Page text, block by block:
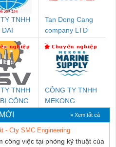
TNHH
DAI
Tan Dong Cang
company LTD
TNHH
CÔNG
NIHON
VIỆT
CÔNG TY TNHH
MEKONG
SUPPLY
» Xem tất cả
- Cty SMC Engineering
công việc tại phòng kỹ thuật của